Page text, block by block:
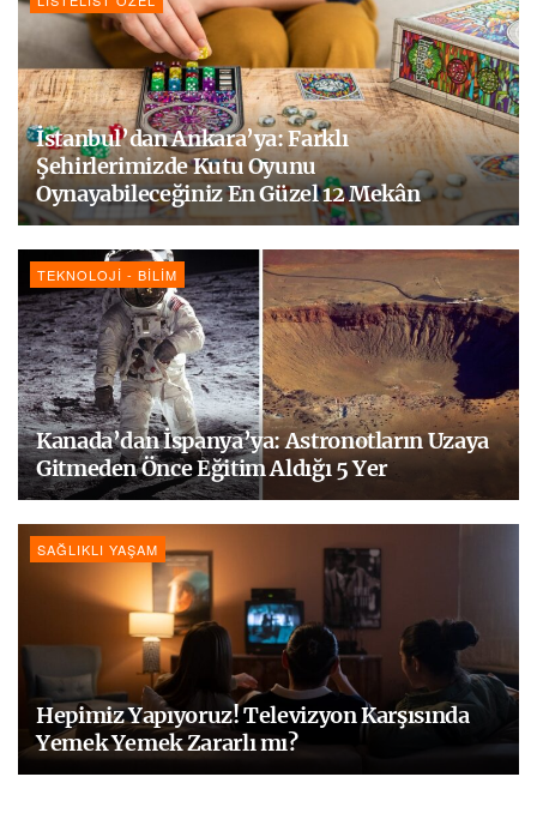
İstanbul’dan Ankara’ya: Farklı
Şehirlerimizde Kutu Oyunu
Oynayabileceğiniz En Güzel 12 Mekân
TEKNOLOJI - BILIM
Kanada’dan İspanya’ya: Astronotların Uzaya
Gitmeden Önce Eğitim Aldığı 5 Yer
SAĞLIKLI YAŞAM
Hepimiz Yapıyoruz! Televizyon Karşısında
Yemek Yemek Zararlı mı?